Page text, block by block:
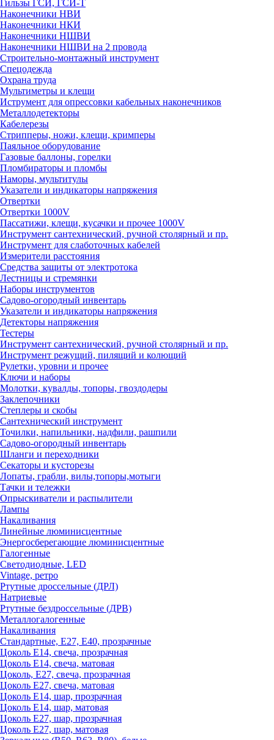
Гильзы ГСИ, ГСИ-Т
Наконечники НВИ
Наконечники НКИ
Наконечники НШВИ
Наконечники НШВИ на 2 провода
Строительно-монтажный инструмент
Спецодежда
Охрана труда
Мультиметры и клещи
Иструмент для опрессовки кабельных наконечников
Металлодетекторы
Кабелерезы
Стрипперы, ножи, клещи, кримперы
Паяльное оборудование
Газовые баллоны, горелки
Пломбираторы и пломбы
Наморы, мультитулы
Указатели и индикаторы напряжения
Отвертки
Отвертки 1000V
Пассатижи, клещи, кусачки и прочее 1000V
Инструмент сантехнический, ручной столярный и пр.
Инструмент для слаботочных кабелей
Измерители расстояния
Средства защиты от электротока
Лестницы и стремянки
Наборы инструментов
Садово-огородный инвентарь
Указатели и индикаторы напряжения
Детекторы напряжения
Тестеры
Инструмент сантехнический, ручной столярный и пр.
Инструмент режущий, пилящий и колющий
Рулетки, уровни и прочее
Ключи и наборы
Молотки, кувалды, топоры, гвоздодеры
Заклепочники
Степлеры и скобы
Сантехнический инструмент
Точилки, напильники, надфили, рашпили
Садово-огородный инвентарь
Шланги и переходники
Секаторы и кусторезы
Лопаты, грабли, вилы,топоры,мотыги
Тачки и тележки
Опрыскиватели и распылители
Лампы
Накаливания
Линейные люминисцентные
Энергосберегающие люминисцентные
Галогенные
Светодиодные, LED
Vintage, ретро
Ртутные дроссельные (ДРЛ)
Натриевые
Ртутные бездроссельные (ДРВ)
Металлогалогенные
Накаливания
Стандартные, Е27, Е40, прозрачные
Цоколь Е14, свеча, прозрачная
Цоколь Е14, свеча, матовая
Цоколь, Е27, свеча, прозрачная
Цоколь Е27, свеча, матовая
Цоколь Е14, шар, прозрачная
Цоколь Е14, шар, матовая
Цоколь Е27, шар, прозрачная
Цоколь Е27, шар, матовая